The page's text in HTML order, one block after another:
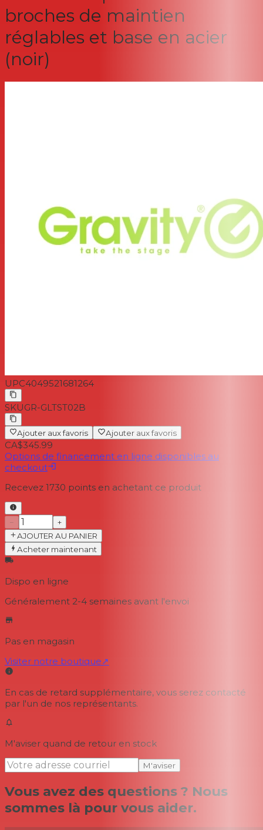
broches de maintien
réglables et base en acier
(noir)
UPC4049521681264
SKUGR-GLTST02B
Ajouter aux favoris Ajouter aux favoris
CA$345.99
Options de financement en ligne disponibles au
checkout
Recevez 1730 points en achetant ce produit
−
+
AJOUTER AU PANIER
Acheter maintenant
Dispo en ligne
Généralement 2-4 semaines avant l'envoi
Pas en magasin
Visiter notre boutique↗
En cas de retard supplémentaire, vous serez contacté
par l'un de nos représentants.
M'aviser quand de retour en stock
M'aviser
Vous avez des questions ? Nous
sommes là pour vous aider.